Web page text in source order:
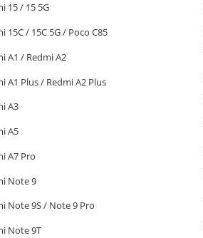
15 / 15 5G
15C / 15C 5G / Poco C85
A1 / Redmi A2
A1 Plus / Redmi A2 Plus
A3
A5
A7 Pro
Note 9
Note 9S / Note 9 Pro
Note 9T